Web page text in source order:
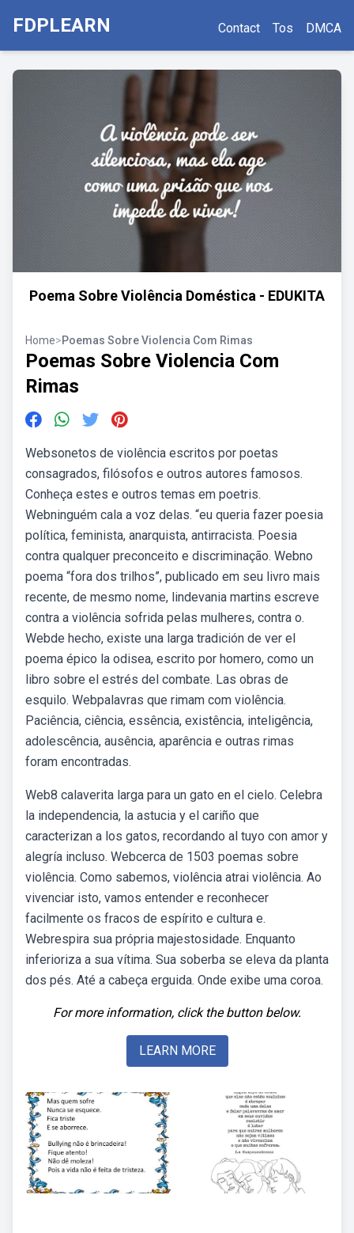
FDPLEARN Contact Tos DMCA
Poema Sobre Violência Doméstica - EDUKITA
Home>Poemas Sobre Violencia Com Rimas
Poemas Sobre Violencia Com
Rimas
Websonetos de violência escritos por poetas
consagrados, filósofos e outros autores famosos.
Conheça estes e outros temas em poetris.
Webninguém cala a voz delas. “eu queria fazer poesia
política, feminista, anarquista, antirracista. Poesia
contra qualquer preconceito e discriminação. Webno
poema “fora dos trilhos”, publicado em seu livro mais
recente, de mesmo nome, lindevania martins escreve
contra a violência sofrida pelas mulheres, contra o.
Webde hecho, existe una larga tradición de ver el
poema épico la odisea, escrito por homero, como un
libro sobre el estrés del combate. Las obras de
esquilo. Webpalavras que rimam com violência.
Paciência, ciência, essência, existência, inteligência,
adolescência, ausência, aparência e outras rimas
foram encontradas.
Web8 calaverita larga para un gato en el cielo. Celebra
la independencia, la astucia y el cariño que
caracterizan a los gatos, recordando al tuyo con amor y
alegría incluso. Webcerca de 1503 poemas sobre
violência. Como sabemos, violência atrai violência. Ao
vivenciar isto, vamos entender e reconhecer
facilmente os fracos de espírito e cultura e.
Webrespira sua própria majestosidade. Enquanto
inferioriza a sua vítima. Sua soberba se eleva da planta
dos pés. Até a cabeça erguida. Onde exibe uma coroa.
For more information, click the button below.
LEARN MORE